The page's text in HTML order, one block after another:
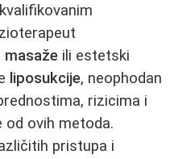
ili estetski
liposukcije, neophodan
rizicima i
ovih metoda.
pristupa i